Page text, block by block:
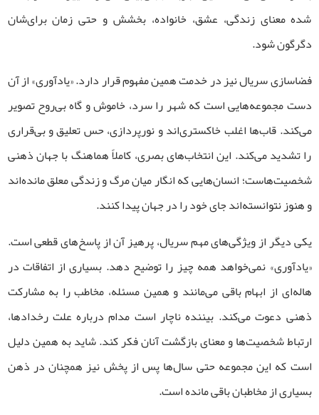
شده معنای زندگی، عشق، خانواده، بخشش و حتی زمان برای‌شان
دگرگون شود.
فضاسازی سریال نیز در خدمت همین مفهوم قرار دارد. «یادآوری» از آن
دست مجموعه‌هایی است که شهر را سرد، خاموش و گاه بی‌روح تصویر
می‌کند. قاب‌ها اغلب خاکستری‌اند و نورپردازی، حس تعلیق و بی‌قراری
را تشدید می‌کند. این انتخاب‌های بصری، کاملاً هماهنگ با جهان ذهنی
شخصیت‌هاست؛ انسان‌هایی که انگار میان مرگ و زندگی معلق مانده‌اند
و هنوز نتوانسته‌اند جای خود را در جهان پیدا کنند.
یکی دیگر از ویژگی‌های مهم سریال، پرهیز آن از پاسخ‌های قطعی است.
«یادآوری» نمی‌خواهد همه چیز را توضیح دهد. بسیاری از اتفاقات در
هاله‌ای از ابهام باقی می‌مانند و همین مسئله، مخاطب را به مشارکت
ذهنی دعوت می‌کند. بیننده ناچار است مدام درباره علت رخدادها،
ارتباط شخصیت‌ها و معنای بازگشت آنان فکر کند. شاید به همین دلیل
است که این مجموعه حتی سال‌ها پس از پخش نیز همچنان در ذهن
بسیاری از مخاطبان باقی مانده است.